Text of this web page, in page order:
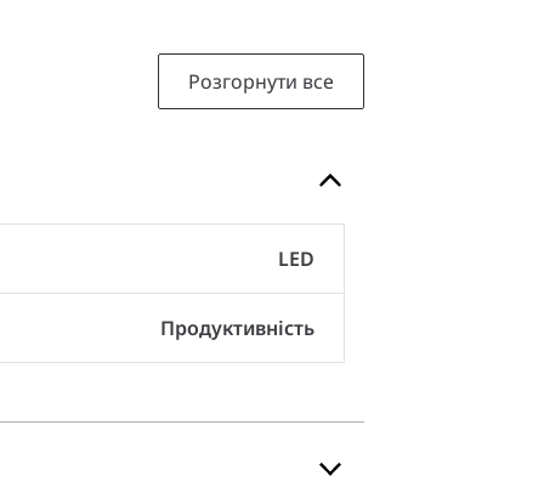
Розгорнути все
LED
Продуктивність